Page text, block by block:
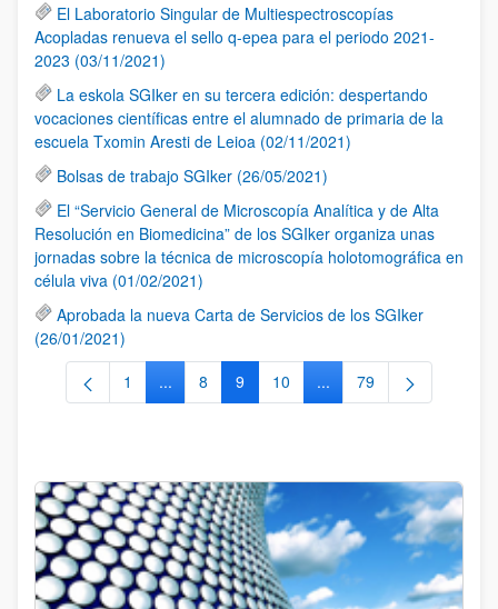
El Laboratorio Singular de Multiespectroscopías
Acopladas renueva el sello q-epea para el periodo 2021-
2023 (03/11/2021)
La eskola SGIker en su tercera edición: despertando
vocaciones científicas entre el alumnado de primaria de la
escuela Txomin Aresti de Leioa (02/11/2021)
Bolsas de trabajo SGIker (26/05/2021)
El “Servicio General de Microscopía Analítica y de Alta
Resolución en Biomedicina” de los SGIker organiza unas
jornadas sobre la técnica de microscopía holotomográfica en
célula viva (01/02/2021)
Aprobada la nueva Carta de Servicios de los SGIker
(26/01/2021)
Página
1 ...Páginas intermedias Use TAB para
Página
8 Página
9 Página
10 ...Páginas intermedias
Página
79